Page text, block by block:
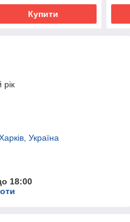
Купити
рік
Україна
18:00